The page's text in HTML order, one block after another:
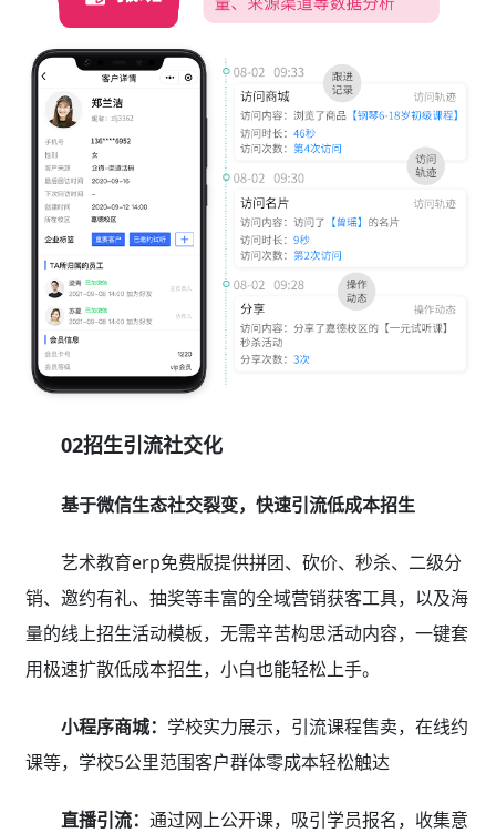
02招生引流社交化
基于微信生态社交裂变，快速引流低成本招生
艺术教育erp免费版提供拼团、砍价、秒杀、二级分
销、邀约有礼、抽奖等丰富的全域营销获客工具，以及海
量的线上招生活动模板，无需辛苦构思活动内容，一键套
用极速扩散低成本招生，小白也能轻松上手。
小程序商城： 学校实力展示，引流课程售卖，在线约
课等，学校5公里范围客户群体零成本轻松触达
直播引流： 通过网上公开课，吸引学员报名，收集意